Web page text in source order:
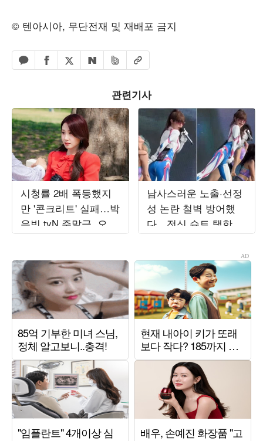
© 텐아시아, 무단전재 및 재배포 금지
카카오톡 공유하기
페이스북 공유하기
엑스 공유하기
네이버 공유하기
밴드 공유하기
URL복사
관련기사
시청률 2배 폭등했지
만 '콘크리트' 실패…박
은빈 tvN 주말극, 오르
락내리락 수치 변동
남사스러운 노출·선정
성 논란 철벽 방어했
다…전신 슈트 택한 최
예나, '워터밤 여신' 새